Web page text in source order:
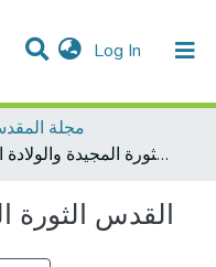
Log In (current)
مجلة
القدس الثورة المجيدة والولادة الجديدة
القدس الثورة